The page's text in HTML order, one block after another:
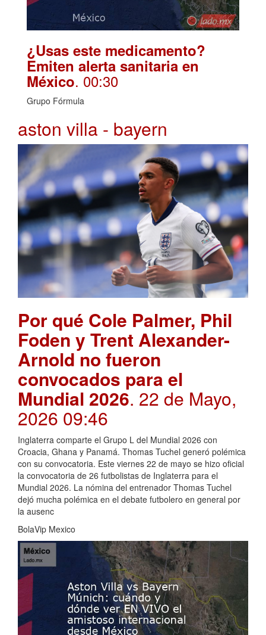
¿Usas este medicamento?
Emiten alerta sanitaria en
México. 00:30
Grupo Fórmula
aston villa - bayern
Por qué Cole Palmer, Phil
Foden y Trent Alexander-
Arnold no fueron
convocados para el
Mundial 2026. 22 de Mayo,
2026 09:46
Inglaterra comparte el Grupo L del Mundial 2026 con
Croacia, Ghana y Panamá. Thomas Tuchel generó polémica
con su convocatoria. Este viernes 22 de mayo se hizo oficial
la convocatoria de 26 futbolistas de Inglaterra para el
Mundial 2026. La nómina del entrenador Thomas Tuchel
dejó mucha polémica en el debate futbolero en general por
la ausenc
BolaVip Mexico